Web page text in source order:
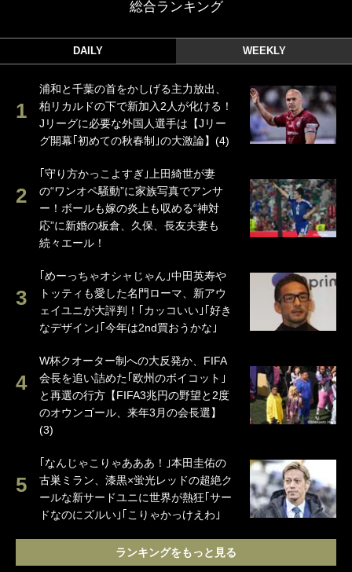
総合ランキング
DAILY WEEKLY
浦和と千葉の首をかしげる主力放出、
柏リカルドの下で新加入2人が化ける！
Jリーグに必要な外国人選手は【Jリー
グ開幕｢初めての秋春制｣の大激論】(4)
｢守り方かっこよすぎ｣上田綺世が妻
の“ワンオペ騒動”に家族写真でアンサ
ー！ボールも嫁の炎上も収める“神対
応”に新婚の板倉、久保、長友夫妻も
続々エール！
｢めーっちゃオシャじゃん｣中田英寿や
トッティも愛した名門ローマ、新アウ
ェイユニが大評判！｢カッコいい｣｢好き
なデザイン｣｢今年は2nd買おうかな｣
W杯クオーター制への大反発か、FIFA
会長を追い詰めた｢欧州のボイコット｣
と再選の行方【FIFA3兆円の野望と2度
のオウンゴール、来年3月の会長選】
(3)
｢なんじゃこりゃあああ！｣本田圭佑の
古巣ミラン、漆黒×蛍光レッドの超絶ク
ールな新サードユニに世界が熱狂｢サー
ドなのにズルい｣｢こりゃかっけえわ｣
ランキングをもっと見る